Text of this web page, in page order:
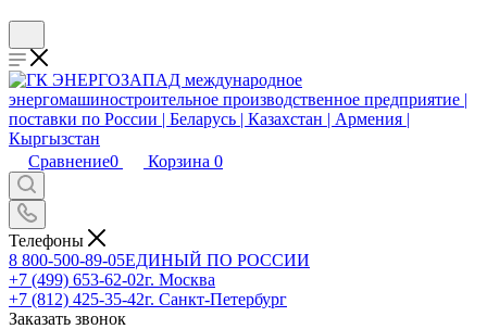
Сравнение0 Корзина 0
Телефоны
8 800-500-89-05ЕДИНЫЙ ПО РОССИИ
+7 (499) 653-62-02г. Москва
+7 (812) 425-35-42г. Санкт-Петербург
Заказать звонок